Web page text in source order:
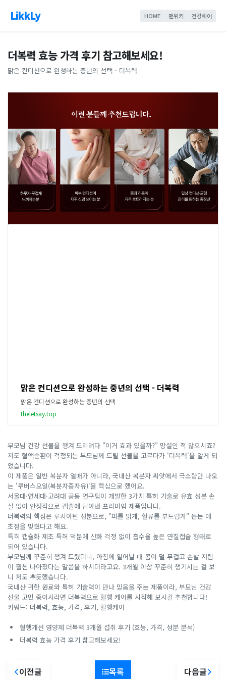
LikkLy HOME 맨위키 건강쉐어
더복력 효능 가격 후기 참고해보세요!
맑은 컨디션으로 완성하는 중년의 선택 - 더복력
맑은 컨디션으로 완성하는 중년의 선택 - 더복력
맑은 컨디션으로 완성하는 중년의 선택
theletsay.top
부모님 건강 선물을 챙겨 드리려다 "이거 효과 있을까?" 망설인 적 많으시죠?
저도 혈액순환이 걱정되는 부모님께 드릴 선물을 고르다가 '더복력'을 알게 되
었습니다.
이 제품은 일반 복분자 열매가 아니라, 국내산 복분자 씨앗에서 극소량만 나오
는 '루버스오일(복분자종자유)'을 핵심으로 했어요.
서울대·연세대·고려대 공동 연구팀이 개발한 3가지 특허 기술로 유효 성분 손
실 없이 안정적으로 캡슐에 담아낸 프리미엄 제품입니다.
더복력의 핵심은 루시아틴 성분으로, "피를 맑게, 혈류를 부드럽게" 돕는 데
초점을 맞췄다고 해요.
특히 캡슐화 제조 특허 덕분에 산화 걱정 없이 흡수율 높은 연질캡슐 형태로
되어 있습니다.
부모님께 꾸준히 챙겨 드렸더니, 아침에 일어날 때 몸이 덜 무겁고 손발 저림
이 훨씬 나아졌다는 말씀을 하시더라고요. 3개월 이상 꾸준히 챙기시는 걸 보
니 저도 뿌듯했습니다.
국내산 귀한 원료와 특허 기술력이 만나 믿음을 주는 제품이라, 부모님 건강
선물 고민 중이시라면 더복력으로 혈행 케어를 시작해 보시길 추천합니다!
키워드: 더복력, 효능, 가격, 후기, 혈행케어
혈행개선 영양제 더복력 3개월 섭취 후기 (효능, 가격, 성분 분석)
더복력 효능 가격 후기 참고해보세요!
이전글 목록 다음글